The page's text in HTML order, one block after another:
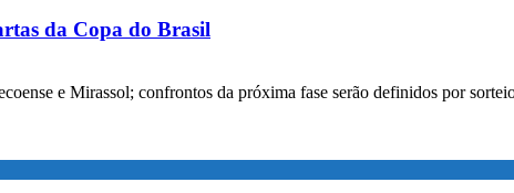
da Copa do Brasil
e Mirassol; confrontos da próxima fase serão definidos por